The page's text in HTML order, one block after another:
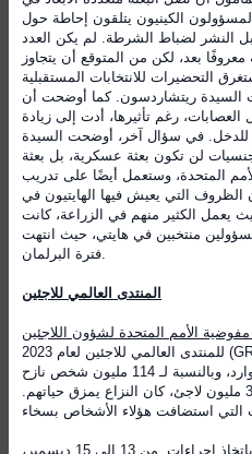
من عام 2024. كان المسؤولون الكينيون يتلقون إحاطة حول
النشر لضباط الشرطة. لم يكن العدد
بعد، لكن من المتوقع أن يتجاوز
1000 كيني. ستستغرق التحضيرات للانتخابات المستقبلية
أوضحت السيدة ريتشاردسون. كما أوضحت أن
رغم تأثيرها، أدت إلى زيادة
للدخل. في سؤال آخر، أوضحت السيدة
لن تكون بعثة عسكرية، بل بعثة
المتحدة، وستعمل أيضًا على تدريب
الظروف التي يعيش فيها الهايتيون في
يعمل الكثير منهم في الزراعة، كانت
منتخبين في هايتي، حيث انتهت
فترة البرلمان.
المنتدى العالمي للاجئين
الأمم المتحدة لشؤون اللاجئين
للمنتدى العالمي للاجئين لعام 2023 (GRF)، قال إنه في نهاية عام مدمر،
كانت الاحتياجات الإنسانية تفوق الموارد، وبالنسبة لـ 114 مليون شخص نازح
قسراً وعديم الجنسية، بما في ذلك 36 مليون لاجئ، كان النزاع يمزق حياتهم.
ومع ذلك، كان هناك أمل ووعد باتخاذ إجراءات. من 13 إلى 15 ديسمبر،